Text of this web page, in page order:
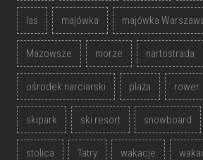
las majówka majówka
Mazowsze morze nartostrada
ośrodek narciarski plaża rower
skipark ski resort snowboard
stolica Tatry wakacje